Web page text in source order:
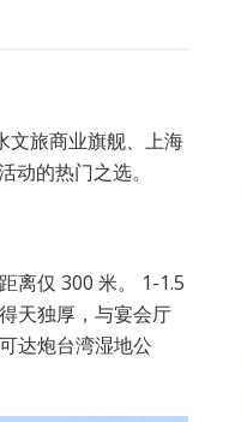
文旅商业旗舰、上海
的热门之选。
离仅 300 米。 1-1.5
天独厚，与宴会厅
达炮台湾湿地公